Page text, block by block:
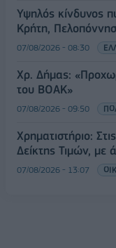
Υψηλός κίνδυνος
Κρήτη,
07/08/2026 - 08:30
Χρ. Δήμας:
του ΒΟΑΚ»
07/08/2026 - 09:50
Χρηματιστήριο:
Δείκτης Τιμών, με
07/08/2026 - 13:07